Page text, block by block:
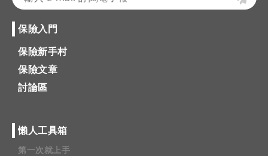
保險入門
保險新手村
保險文章
討論區
懶人工具箱
第一次就上手